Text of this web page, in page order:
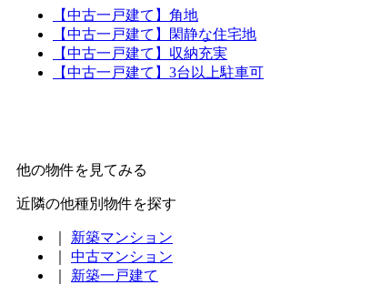
【中古一戸建て】角地
【中古一戸建て】閑静な住宅地
【中古一戸建て】収納充実
【中古一戸建て】3台以上駐車可
他の物件を見てみる
近隣の他種別物件を探す
新築マンション
中古マンション
新築一戸建て